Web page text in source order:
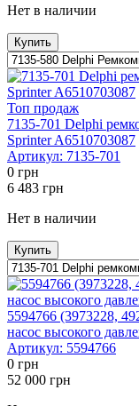
Нет в наличии
Купить
Топ продаж
7135-701 Delphi
Sprinter A6510703087
Артикул: 7135-701
0 грн
6 483 грн
Нет в наличии
Купить
5594766 (3973228,
насос высокого
Артикул: 5594766
0 грн
52 000 грн